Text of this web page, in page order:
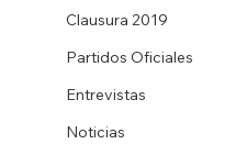
Clausura 2019
Partidos Oficiales
Entrevistas
Noticias